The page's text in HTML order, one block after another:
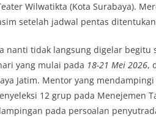
Wilwatikta (Kota Surabaya).
setelah jadwal pentas
nanti tidak langsung digelar begitu
yang mulai pada 18-21 Mei 2026,
Jatim. Mentor yang
12 grup pada Menejemen
pada persoalan